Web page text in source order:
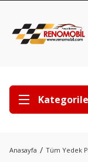
Anasayfa Tüm Yedek